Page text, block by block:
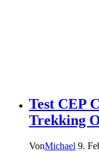
Test CEP
Trekking
VonMichael 9.